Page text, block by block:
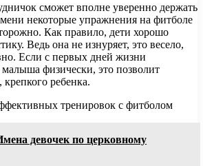
сможет вполне уверенно держать
некоторые упражнения на фитболе
Как правило, дети хорошо
Ведь она не изнуряет, это весело,
Если с первых дней жизни
малыша физически, это позволит
крепкого ребенка.
тренировок с фитболом
девочек по церковному